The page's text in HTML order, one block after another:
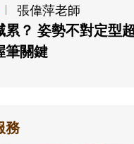
張偉萍老師
？ 姿勢不對定型
筆關鍵
務